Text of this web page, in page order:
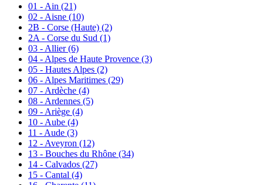
01 - Ain (21)
02 - Aisne (10)
2B - Corse (Haute) (2)
2A - Corse du Sud (1)
03 - Allier(6)
04 - Alpes de Haute Provence (3)
05 - Hautes Alpes (2)
06 - Alpes Maritimes (29)
07 - Ardèche (4)
08 - Ardennes (5)
09 - Ariège (4)
10 - Aube (4)
11 - Aude (3)
12 - Aveyron (12)
13 - Bouches du Rhône (34)
14 - Calvados (27)
15 - Cantal (4)